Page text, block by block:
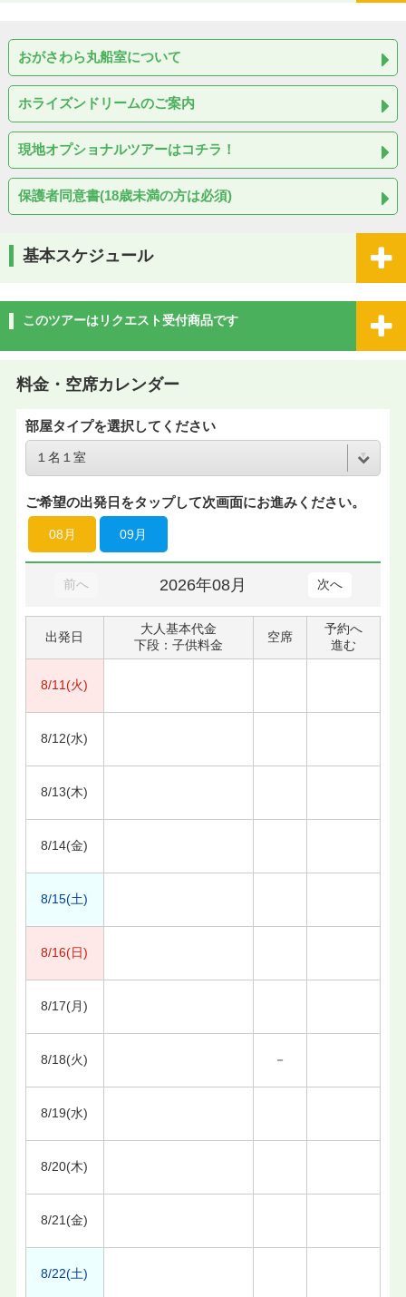
おがさわら丸船室について
ホライズンドリームのご案内
現地オプショナルツアーはコチラ！
保護者同意書(18歳未満の方は必須)
基本スケジュール
このツアーはリクエスト受付商品です
料金・空席カレンダー
部屋タイプを選択してください
ご希望の出発日をタップして次画面にお進みください。
08月 09月
前へ 2026年08月 次へ
出発日
大人基本代金
下段：子供料金
空席
予約へ
進む
8/11(火)
8/12(水)
8/13(木)
8/14(金)
8/15(土)
8/16(日)
8/17(月)
8/18(火) －
8/19(水)
8/20(木)
8/21(金)
8/22(土)